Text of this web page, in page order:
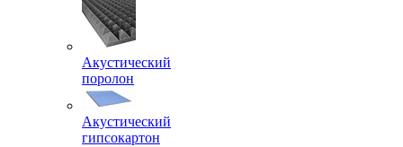
Акустический
поролон
Акустический
гипсокартон